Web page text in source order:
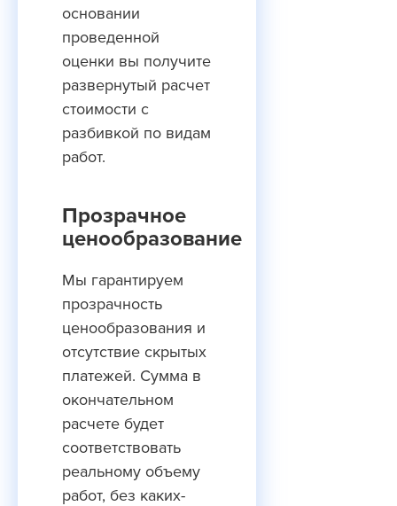
основании
проведенной
оценки вы получите
развернутый расчет
стоимости с
разбивкой по видам
работ.
Прозрачное
ценообразование
Мы гарантируем
прозрачность
ценообразования и
отсутствие скрытых
платежей. Сумма в
окончательном
расчете будет
соответствовать
реальному объему
работ, без каких-